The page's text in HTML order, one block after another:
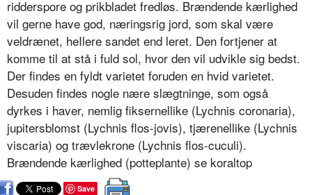
ridderspore og prikbladet fredløs. Brændende kærlighed
vil gerne have god, næringsrig jord, som skal være
veldrænet, heIlere sandet end leret. Den fortjener at
komme til at stå i fuld sol, hvor den vil udvikle sig bedst.
Der findes en fyldt varietet foruden en hvid varietet.
Desuden findes nogle nære slægtninge, som også
dyrkes i haver, nemlig fiksernellike (Lychnis coronaria),
jupitersblomst (Lychnis flos-jovis), tjærenellike (Lychnis
visca­ria) og trævlekrone (Lychnis flos-cu­culi).
Brændende kærlighed (potteplante) se koraltop
Save